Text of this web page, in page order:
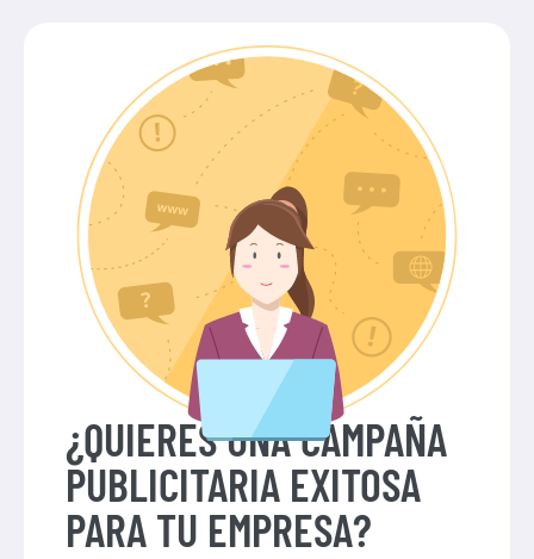
¿QUIERES UNA CAMPAÑA
PUBLICITARIA EXITOSA
PARA TU EMPRESA?